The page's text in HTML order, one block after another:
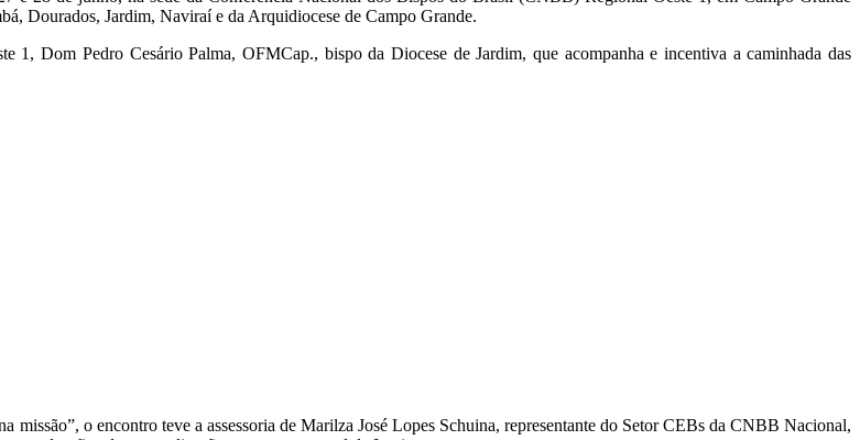
Dourados, Jardim, Naviraí e da Arquidiocese de Campo Grande.
1, Dom Pedro Cesário Palma, OFMCap., bispo da Diocese de Jardim, que acompanha e incentiva a caminhada das
missão”, o encontro teve a assessoria de Marilza José Lopes Schuina, representante do Setor CEBs da CNBB Nacional,